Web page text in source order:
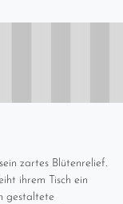
zartes Blütenrelief.
ihrem Tisch ein
gestaltete